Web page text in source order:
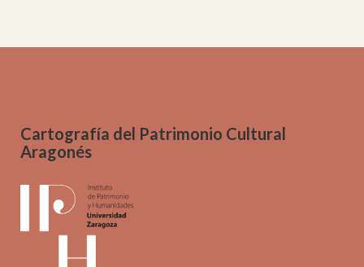
Cartografía del Patrimonio Cultural
Aragonés